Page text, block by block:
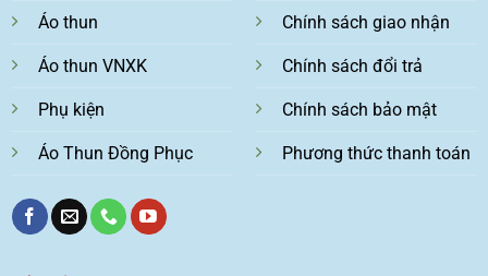
Áo thun
Áo thun VNXK
Phụ kiện
Áo Thun Đồng Phục
Chính sách giao nhận
Chính sách đổi trả
Chính sách bảo mật
Phương thức thanh toán